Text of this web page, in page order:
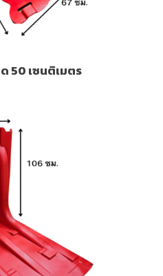
50 เซนติเมตร